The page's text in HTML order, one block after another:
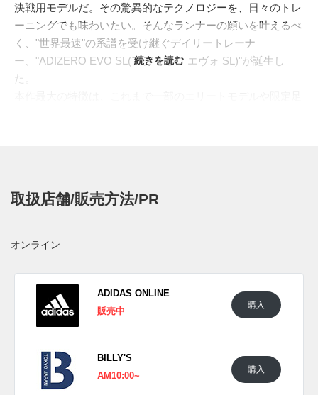
決戦用モデルだ。その驚異的なテクノロジーを、日々のトレ
ーニングでも味わいたい。そんなランナーの願いを叶えるべ
く、"世界最速"の系譜を受け継ぐデイリートレーナ
ー、"ADIZERO EVO SL(アディゼロ エヴォ SL)"が誕生し
た。
高めたパッケージで実現。日々のジョグからトレーニングま
性と耐久性を両立したエンジニアードメッシュを使い、快適
な走行をサポートする。
最新作は、機能美を際立たせるオーセンティックなモノクロ
ームカラーの2色がラインナップ。 クリーンなホワイトをベ
ックをベースにホワイトのストライプを走らせた一足。どち
らもアッパーからソールに至るまでワントーンで統一するこ
続きを読む
取扱店舗/販売方法/PR
オンライン
ADIDAS ONLINE
販売中
購入
BILLY'S
AM10:00~
購入